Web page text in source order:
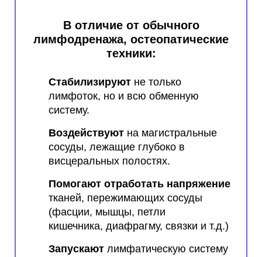
В отличие от обычного
лимфодренажа, остеопатические
техники:
Стабилизируют не только
лимфоток, но и всю обменную
систему.
Воздействуют на магистральные
сосуды, лежащие глубоко в
висцеральных полостях.
Помогают отработать напряжение
тканей, пережимающих сосуды
(фасции, мышцы, петли
кишечника, диафрагму, связки и т.д.)
Запускают лимфатическую систему